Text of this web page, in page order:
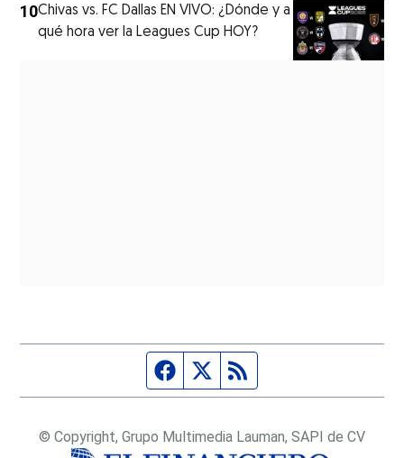
10Chivas vs. FC Dallas EN VIVO: ¿Dónde y a
qué hora ver la Leagues Cup HOY?
Página de Facebook
Fuente Twitter
© Copyright, Grupo Multimedia Lauman, SAPI de CV